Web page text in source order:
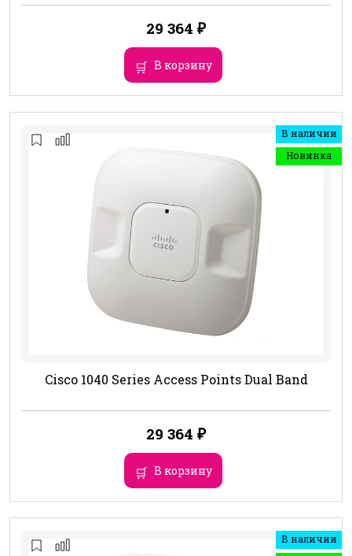
29 364 ₽
В корзину
В наличии
Новинка
Cisco 1040 Series Access Points Dual Band
29 364 ₽
В корзину
В наличии